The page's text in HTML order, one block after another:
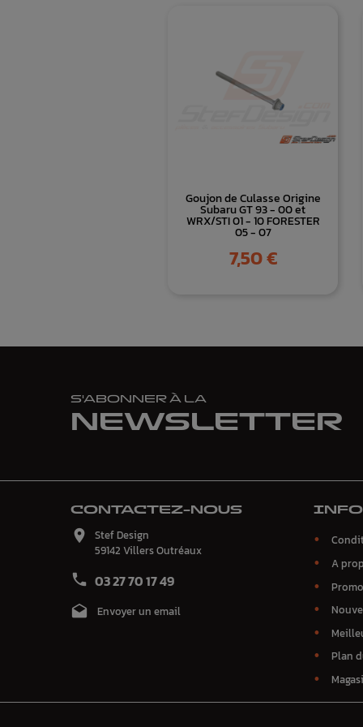
Goujon de Culasse Origine
Subaru GT 93 - 00 et
WRX/STI 01 - 10 FORESTER
05 - 07
Prix
7,50 €
S'ABONNER À LA
NEWSLETTER
CONTACTEZ-NOUS

Stef Design
59142 Villers Outréaux
 03 27 70 17 49
 Envoyer un email
A
Plan